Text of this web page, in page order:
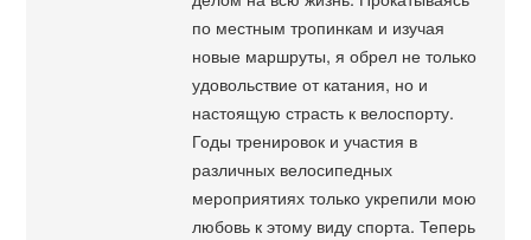
по местным тропинкам и изучая
новые маршруты, я обрел не только
удовольствие от катания, но и
настоящую страсть к велоспорту.
Годы тренировок и участия в
различных велосипедных
мероприятиях только укрепили мою
любовь к этому виду спорта. Теперь